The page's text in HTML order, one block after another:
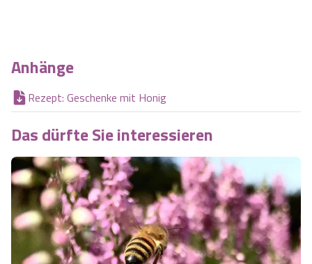
Anhänge
Rezept: Geschenke mit Honig
Das dürfte Sie interessieren